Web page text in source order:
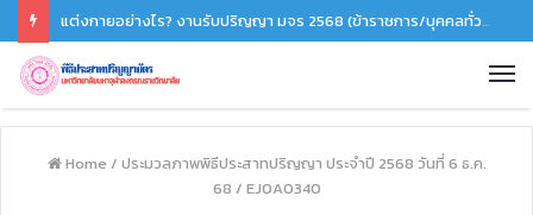
แต่งกายอย่างไร? งานรับปริญญา มจร 2568 (ข้าราชการ/บุคคลทั่วไป)
Home / ประมวลภาพพิธีประสาทปริญญา ประจำปี 2568 วันที่ 6 ธ.ค.
68 / EJ0A0340